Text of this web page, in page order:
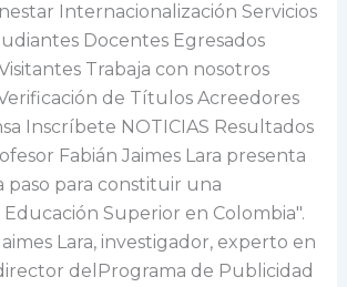
Internacionalización Servicios
Docentes Egresados
Trabaja con nosotros
de Títulos Acreedores
Inscríbete NOTICIAS Resultados
Fabián Jaimes Lara presenta
paso para constituir una
Educación Superior en Colombia".
Lara, investigador, experto en
delPrograma de Publicidad